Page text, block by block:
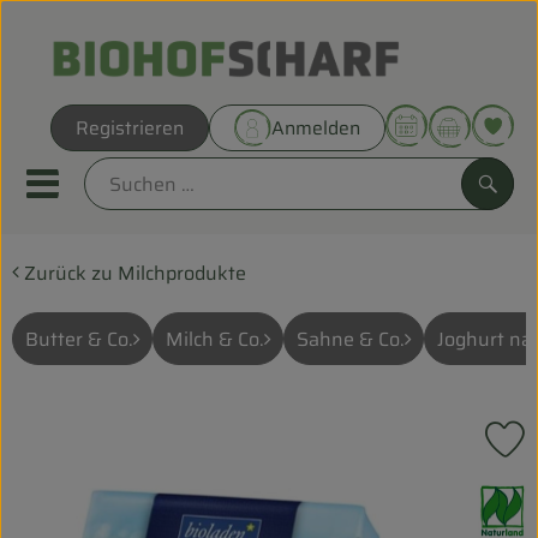
Registrieren Anmelden
Mobiles Menu öffnen oder
Direkt vom Hof
Biokörbe
Zurück zu Milchprodukte
Butter & Co. Milch & Co. Sahne & Co. Joghurt
, Verband: